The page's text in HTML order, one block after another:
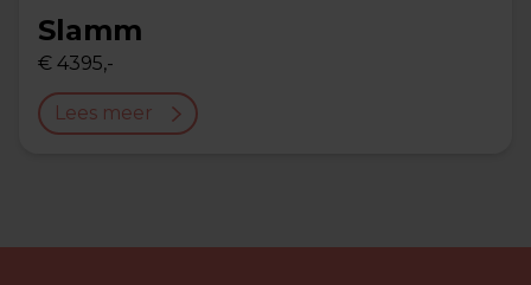
Slamm
€ 4395,-
Lees meer